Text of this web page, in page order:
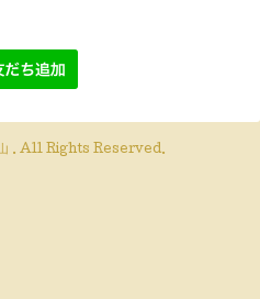
. All Rights Reserved.